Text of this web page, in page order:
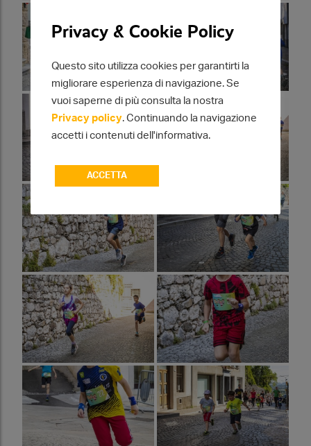
Privacy & Cookie Policy
Questo sito utilizza cookies per garantirti la
migliorare esperienza di navigazione. Se
vuoi saperne di più consulta la nostra
Privacy policy. Continuando la navigazione
accetti i contenuti dell'informativa.
ACCETTA